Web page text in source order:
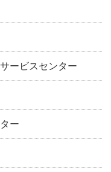
ービスセンター
ー